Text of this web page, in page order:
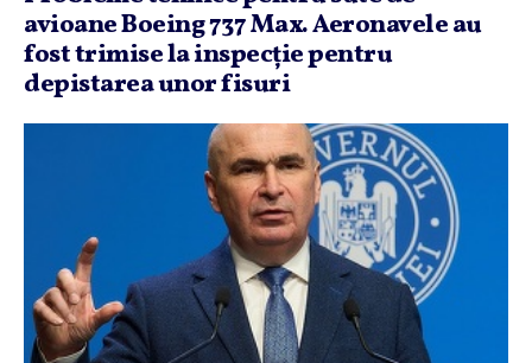
avioane Boeing 737 Max. Aeronavele au
fost trimise la inspecţie pentru
depistarea unor fisuri